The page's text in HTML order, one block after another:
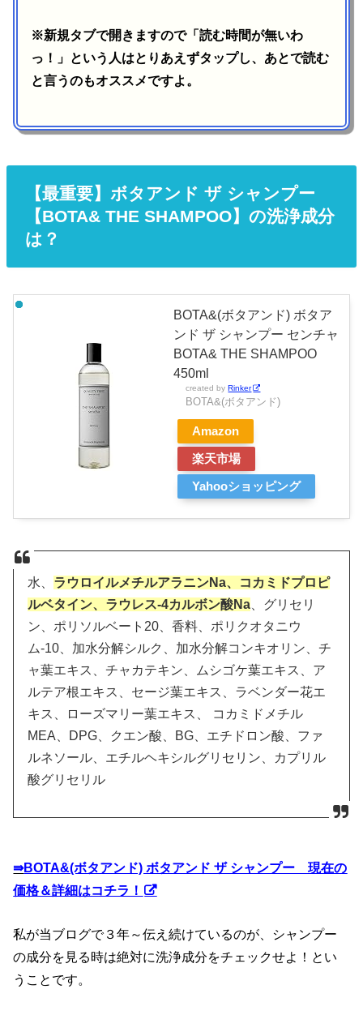
※新規タブで開きますので「読む時間が無いわ
っ！」という人はとりあえずタップし、あとで読む
と言うのもオススメですよ。
【最重要】ボタアンド ザ シャンプー
【BOTA& THE SHAMPOO】の洗浄成分
は？
BOTA&(ボタアンド) ボタア
ンド ザ シャンプー センチャ
BOTA& THE SHAMPOO
450ml
created byRinker
BOTA&(ボタアンド)
Amazon
楽天市場
Yahooショッピング
水、 ラウロイルメチルアラニンNa、コカミドプロピ
ルベタイン、ラウレス-4カルボン酸Na 、グリセリ
ン、ポリソルベート20、香料、ポリクオタニウ
ム-10、加水分解シルク、加水分解コンキオリン、チ
ャ葉エキス、チャカテキン、ムシゴケ葉エキス、ア
ルテア根エキス、セージ葉エキス、ラベンダー花エ
キス、ローズマリー葉エキス、 コカミドメチル
MEA、DPG、クエン酸、BG、エチドロン酸、ファ
ルネソール、エチルヘキシルグリセリン、カプリル
酸グリセリル
⇛BOTA&(ボタアンド) ボタアンド ザ シャンプー 現在の
価格＆詳細はコチラ！
私が当ブログで３年～伝え続けているのが、シャンプー
の成分を見る時は絶対に洗浄成分をチェックせよ！とい
うことです。